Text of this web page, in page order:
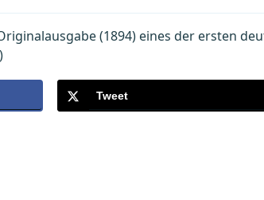
(1894) eines der ersten
Tweet